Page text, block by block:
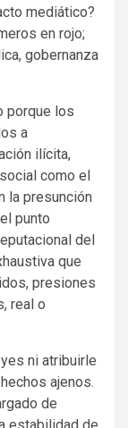
mediático?
en rojo;
gobernanza
porque los
a
ilícita,
como el
la presunción
punto
del
que
presiones
real o
ni atribuirle
ajenos.
de
estabilidad de